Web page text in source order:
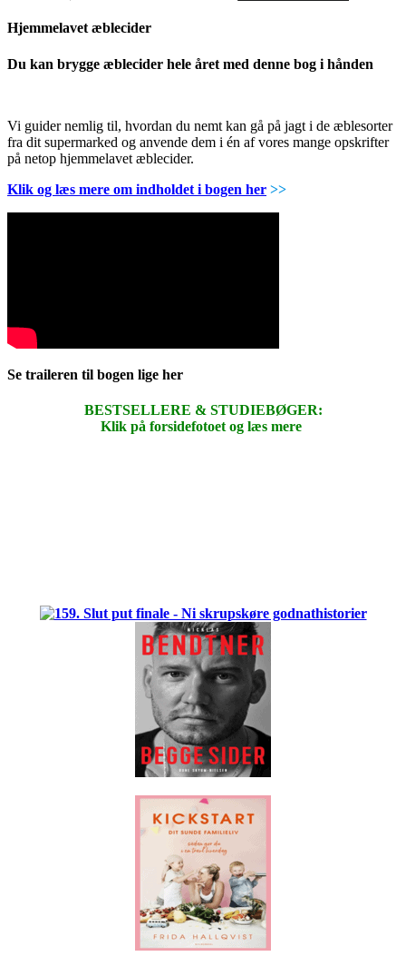
Hjemmelavet æblecider
Du kan brygge æblecider hele året med denne bog i hånden
Vi guider nemlig til, hvordan du nemt kan gå på jagt i de æblesorter
fra dit supermarked og anvende dem i én af vores mange opskrifter
på netop hjemmelavet æblecider.
Klik og læs mere om indholdet i bogen her >>
Se traileren til bogen lige her
BESTSELLERE & STUDIEBØGER:
Klik på forsidefotoet og læs mere